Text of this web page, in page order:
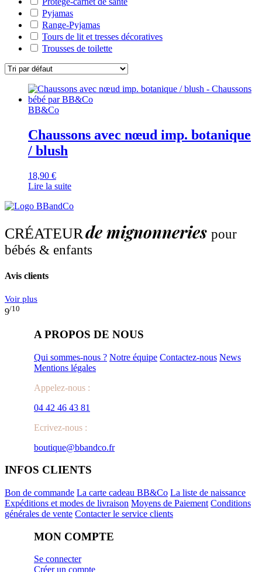
Pyjamas
Range-Pyjamas
Tours de lit et tresses décoratives
Trousses de toilette
BB&Co
Chaussons avec nœud imp. botanique
/ blush
18,90 €
Lire la suite
CRÉATEURde mignonneries pour
bébés & enfants
Avis clients
Voir plus
9/10
A PROPOS DE NOUS
Qui sommes-nous ? Notre équipe Contactez-nous News
Mentions légales
Appelez-nous :
04 42 46 43 81
Ecrivez-nous :
boutique@bbandco.fr
INFOS CLIENTS
Bon de commande La carte cadeau BB&Co La liste de naissance
Expéditions et modes de livraison Moyens de Paiement Conditions
générales de vente Contacter le service clients
MON COMPTE
Se connecter
Créer un compte